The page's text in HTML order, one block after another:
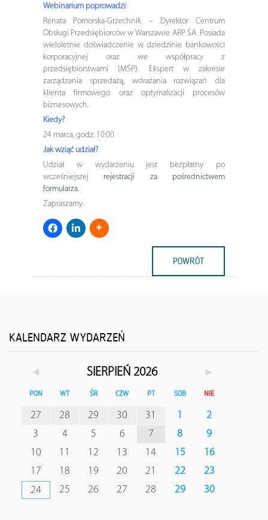
Webinarium poprowadzi:
Renata Pomorska-Grzechnik –
Dyrektor Centrum
Obsługi Przedsiębiorców w Warszawie ARP SA Posiada
wieloletnie doświadczenie w dziedzinie bankowości
korporacyjnej oraz we współpracy z
przedsiębiorstwami (MŚP). Ekspert w zakresie
zarządzania sprzedażą, wdrażania rozwiązań dla
klienta firmowego oraz optymalizacji procesów
biznesowych.
Kiedy?
24 marca, godz. 10:00
Jak wziąć udział?
Udział w wydarzeniu jest bezpłatny po
wcześniejszej rejestracji za pośrednictwem
formularza.
Zapraszamy.
POWRÓT
KALENDARZ WYDARZEŃ
◄ SIERPIEŃ 2026 ►
PON WT ŚR CZW PT SOB NIE
27 28 29 30 31 1
2
3
4 5 6 7 8
9
10
11 12 13 14 15
16
17
18 19 20 21 22
23
24
25 26 27 28 29 30